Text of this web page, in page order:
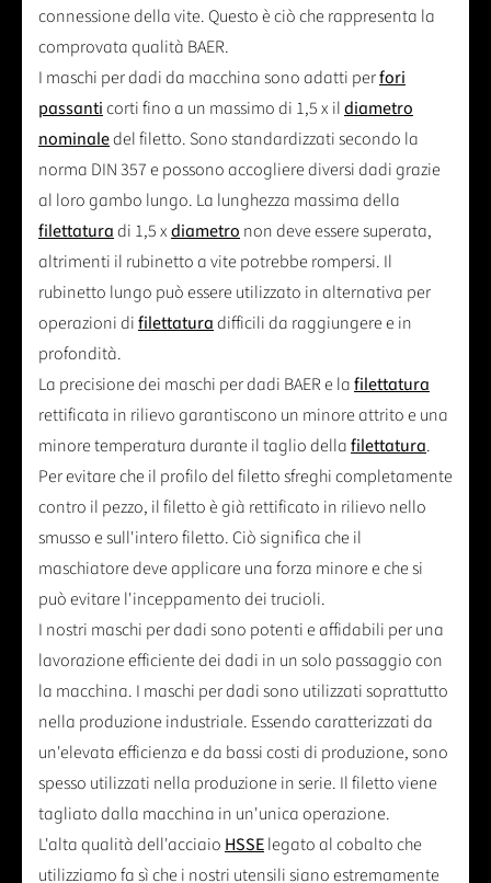
connessione della vite. Questo è ciò che rappresenta la
comprovata qualità BAER.
I maschi per dadi da macchina sono adatti perfori
passanticorti fino a un massimo di 1,5 x ildiametro
nominaledel filetto. Sono standardizzati secondo la
norma DIN 357 e possono accogliere diversi dadi grazie
al loro gambo lungo. La lunghezza massima della
filettaturadi 1,5 xdiametro non deve essere superata,
altrimenti il rubinetto a vite potrebbe rompersi. Il
rubinetto lungo può essere utilizzato in alternativa per
operazioni difilettaturadifficili da raggiungere e in
profondità.
La precisione dei maschi per dadi BAER e lafilettatura
rettificata in rilievo garantiscono un minore attrito e una
minore temperatura durante il taglio dellafilettatura.
Per evitare che il profilo del filetto sfreghi completamente
contro il pezzo, il filetto è già rettificato in rilievo nello
smusso e sull'intero filetto. Ciò significa che il
maschiatore deve applicare una forza minore e che si
può evitare l'inceppamento dei trucioli.
I nostri maschi per dadi sono potenti e affidabili per una
lavorazione efficiente dei dadi in un solo passaggio con
la macchina. I maschi per dadi sono utilizzati soprattutto
nella produzione industriale. Essendo caratterizzati da
un'elevata efficienza e da bassi costi di produzione, sono
spesso utilizzati nella produzione in serie. Il filetto viene
tagliato dalla macchina in un'unica operazione.
L'alta qualità dell'acciaio HSSElegato al cobalto che
utilizziamo fa sì che i nostri utensili siano estremamente